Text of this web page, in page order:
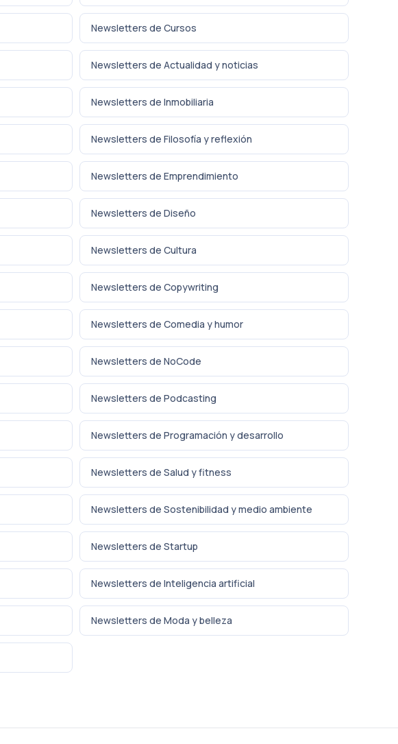
Newsletters de Cursos
Newsletters de Actualidad y noticias
Newsletters de Inmobiliaria
Newsletters de Filosofía y reflexión
Newsletters de Emprendimiento
Newsletters de Diseño
Newsletters de Cultura
Newsletters de Copywriting
Newsletters de Comedia y humor
Newsletters de NoCode
Newsletters de Podcasting
Newsletters de Programación y desarrollo
Newsletters de Salud y fitness
Newsletters de Sostenibilidad y medio ambiente
Newsletters de Startup
Newsletters de Inteligencia artificial
Newsletters de Moda y belleza